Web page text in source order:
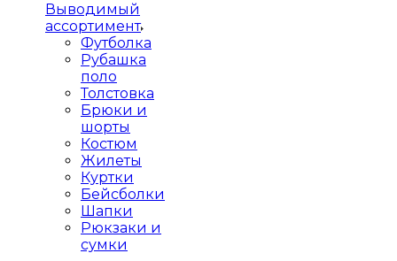
Выводимый
ассортимент
Футболка
Рубашка
поло
Толстовка
Брюки и
шорты
Костюм
Жилеты
Куртки
Бейсболки
Шапки
Рюкзаки и
сумки